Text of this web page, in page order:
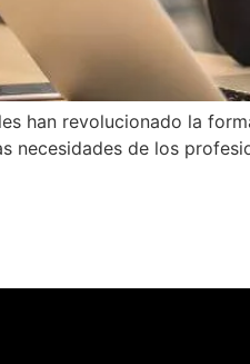
han revolucionado la
necesidades de los